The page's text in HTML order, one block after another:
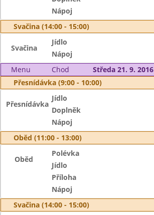
Nápoj
Svačina (14:00 - 15:00)
Svačina
Jídlo
Nápoj
Menu
Chod
Středa 21. 9. 2016
Přesnídávka (9:00 - 10:00)
Přesnídávka
Jídlo
Doplněk
Nápoj
Oběd (11:00 - 13:00)
Oběd
Polévka
Jídlo
Příloha
Nápoj
Svačina (14:00 - 15:00)